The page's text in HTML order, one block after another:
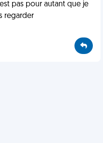
pas pour autant que je
regarder